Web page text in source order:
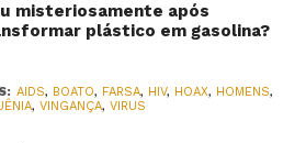
misteriosamente após
plástico em gasolina?
AIDS, BOATO, FARSA, HIV, HOAX, HOMENS,
, VINGANÇA, VIRUS